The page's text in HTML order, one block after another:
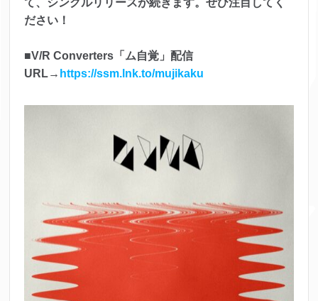
て、シングルリリースが続きます。ぜひ注目してく
ださい！
■V/R Converters「ム自覚」配信
URL→ https://ssm.lnk.to/mujikaku